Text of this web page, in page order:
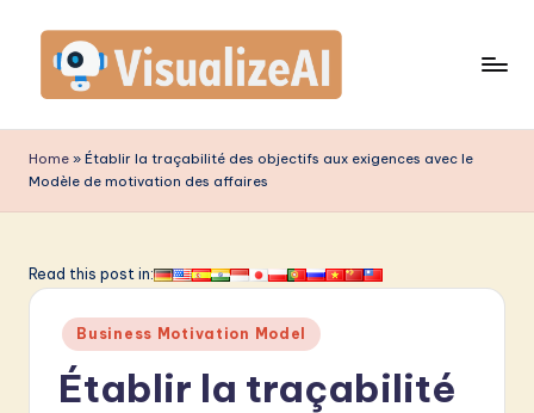
content
is
u
li
A
Home » Établir la traçabilité des objectifs aux exigences avec le
Modèle de motivation des affaires
Read this post in:
Posted
in
Business Motivation Model
Établir la traçabilité